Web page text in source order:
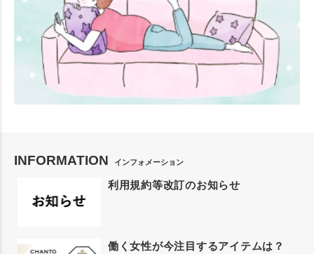
INFORMATION インフォメーション
利用規約等改訂のお知らせ
働く女性が今注目するアイテムは？